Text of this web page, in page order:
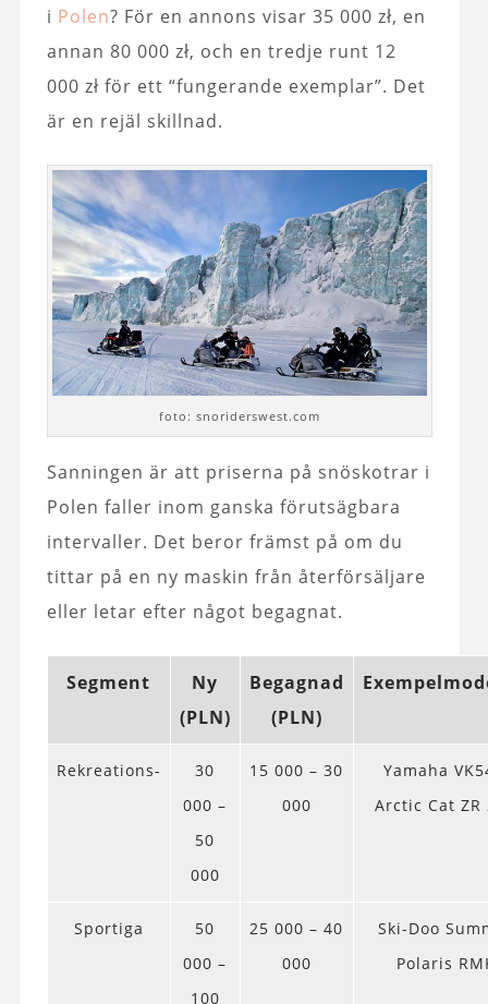
i Polen? För en annons visar 35 000 zł, en
annan 80 000 zł, och en tredje runt 12
000 zł för ett “fungerande exemplar”. Det
är en rejäl skillnad.
foto: snoriderswest.com
Sanningen är att priserna på snöskotrar i
Polen faller inom ganska förutsägbara
intervaller. Det beror främst på om du
tittar på en ny maskin från återförsäljare
eller letar efter något begagnat.
Segment
Ny
(PLN)
Begagnad
(PLN)
Rekreations-
30
000 –
50
000
15 000 – 30
000
Yamaha
Arctic Cat ZR
Sportiga
50
000 –
100
25 000 – 40
000
Ski-Doo
Polaris